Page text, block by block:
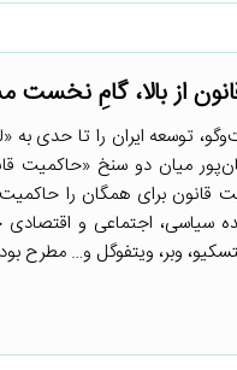
از بالا، گامِ
توسعه ایران را تا حدی
میان دو سنخ «حاکمیت
قانون برای همگان را حاکمیت
اجتماعی و
وبر، ویتفوگل و… مطرح